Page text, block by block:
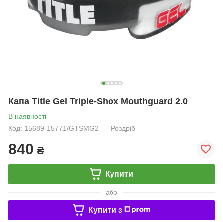
Капа Title Gel Triple-Shox Mouthguard 2.0
В наявності
Код: 15689-15771/GTSMG2
Роздріб
840 ₴
Купити
або
Купити з